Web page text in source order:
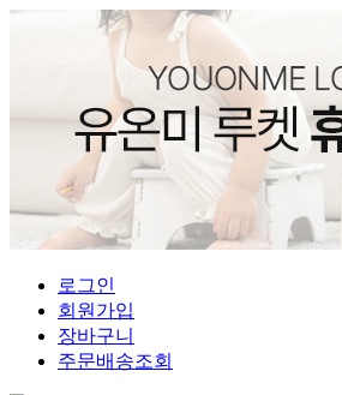
로그인
회원가입
장바구니
주문배송조회